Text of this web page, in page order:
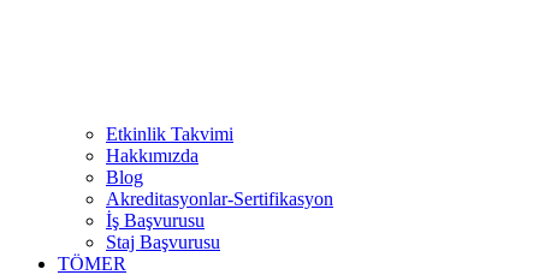
Etkinlik Takvimi
Hakkımızda
Blog
Akreditasyonlar-Sertifikasyon
İş Başvurusu
Staj Başvurusu
TÖMER